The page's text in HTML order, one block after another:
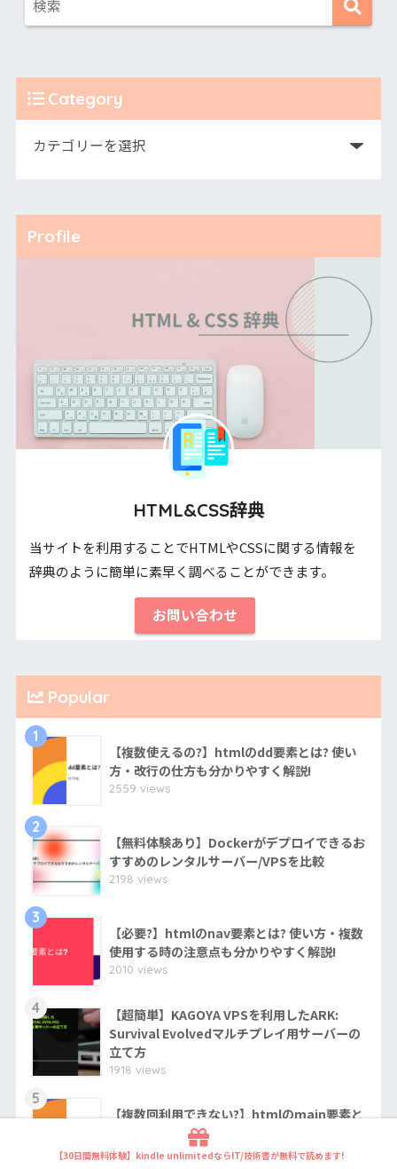
Category
Profile
HTML&CSS辞典
当サイトを利用することでHTMLやCSSに関する情報を
辞典のように簡単に素早く調べることができます。
お問い合わせ
Popular
1
【複数使えるの?】htmlのdd要素とは? 使い
方・改行の仕方も分かりやすく解説!
2559 views
2
【無料体験あり】Dockerがデプロイできるお
すすめのレンタルサーバー/VPSを比較
2198 views
3
【必要?】htmlのnav要素とは? 使い方・複数
使用する時の注意点も分かりやすく解説!
2010 views
4
【超簡単】KAGOYA VPSを利用したARK:
Survival Evolvedマルチプレイ用サーバーの
立て方
1918 views
5
【複数回利用できない?】htmlのmain要素と
は? 使い方も分かりやすく解説!
1808 views
【30日間無料体験】kindle unlimitedならIT/技術書が無料で読めます!